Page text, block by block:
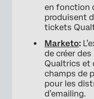
en fonction
produisent
tickets
Marketo:
de créer
Qualtrics et
champs de
pour les
d’emailing.